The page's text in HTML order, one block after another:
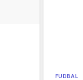
FUDBAL